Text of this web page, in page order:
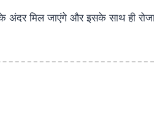
मिल जाएंगे और इसके साथ ही